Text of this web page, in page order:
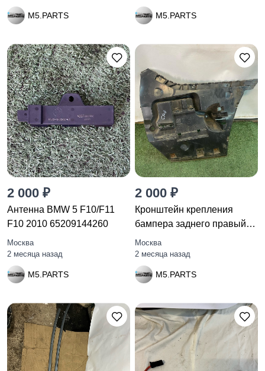
M5.PARTS M5.PARTS
2 000 ₽
Антенна BMW 5 F10/F11
F10 2010 65209144260
Москва
2 месяца назад
M5.PARTS
2 000 ₽
Кронштейн крепления
бампера заднего правый
BMW 5
Москва
2 месяца назад
M5.PARTS